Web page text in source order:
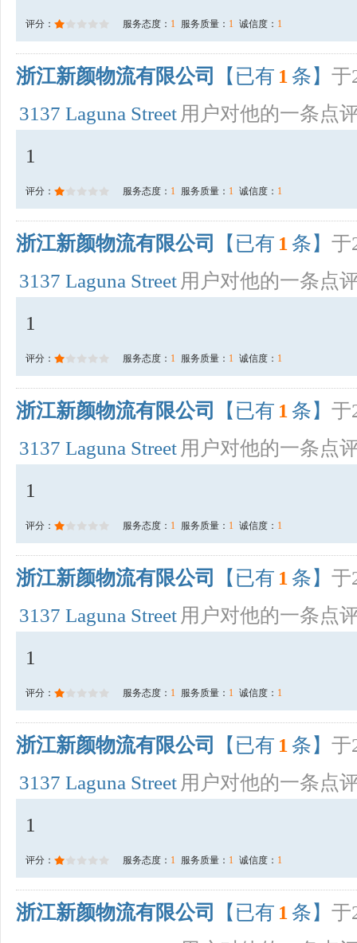
评分： 服务态度： 1 服务质量： 1 诚信度： 1
浙江新颜物流有限公司 【已有 1 条】 于
3137 Laguna Street 用户对他的一条点
1
评分： 服务态度： 1 服务质量： 1 诚信度： 1
浙江新颜物流有限公司 【已有 1 条】 于
3137 Laguna Street 用户对他的一条点
1
评分： 服务态度： 1 服务质量： 1 诚信度： 1
浙江新颜物流有限公司 【已有 1 条】 于
3137 Laguna Street 用户对他的一条点
1
评分： 服务态度： 1 服务质量： 1 诚信度： 1
浙江新颜物流有限公司 【已有 1 条】 于
3137 Laguna Street 用户对他的一条点
1
评分： 服务态度： 1 服务质量： 1 诚信度： 1
浙江新颜物流有限公司 【已有 1 条】 于
3137 Laguna Street 用户对他的一条点
1
评分： 服务态度： 1 服务质量： 1 诚信度： 1
浙江新颜物流有限公司 【已有 1 条】 于